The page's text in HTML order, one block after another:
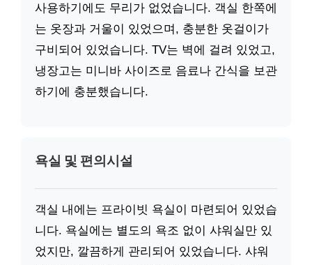
사용하기에도 무리가 없었습니다. 객실 한쪽에
는 옷장과 거울이 있었으며, 충분한 옷걸이가
구비되어 있었습니다. TV는 벽에 걸려 있었고,
냉장고는 미니바 사이즈로 음료나 간식을 보관
하기에 충분했습니다.
욕실 및 편의시설
객실 내에는 프라이빗 욕실이 마련되어 있었습
니다. 욕실에는 별도의 욕조 없이 샤워실만 있
었지만, 깔끔하게 관리되어 있었습니다. 샤워